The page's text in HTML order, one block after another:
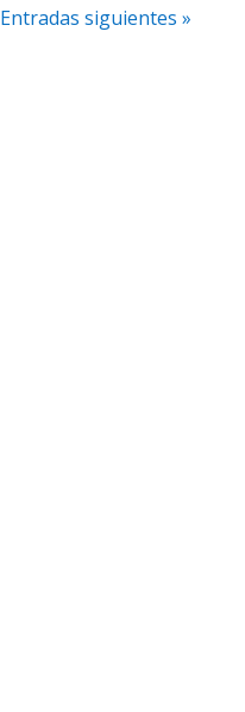
Entradas siguientes »